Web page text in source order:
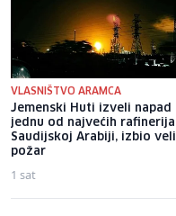
VLASNIŠTVO ARAMCA
Jemenski Huti izveli napad
jednu od najvećih rafinerija
Saudijskoj Arabiji, izbio
požar
1 sat